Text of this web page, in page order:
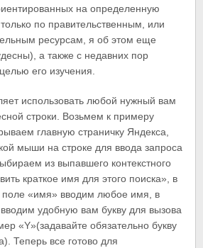
на определенную
по правительственным, или
ресурсам, я об этом еще
а также с недавних пор
его изучения.
использовать любой нужный вам
строки. Возьмем к примеру
главную страничку Яндекса,
мыши на строке для ввода запроса
из выпавшего контекстного
краткое имя для этого поиска», в
поле «имя» вводим любое имя, в
удобную вам букву для вызова
«Y»(задавайте обязательно букву
Теперь все готово для